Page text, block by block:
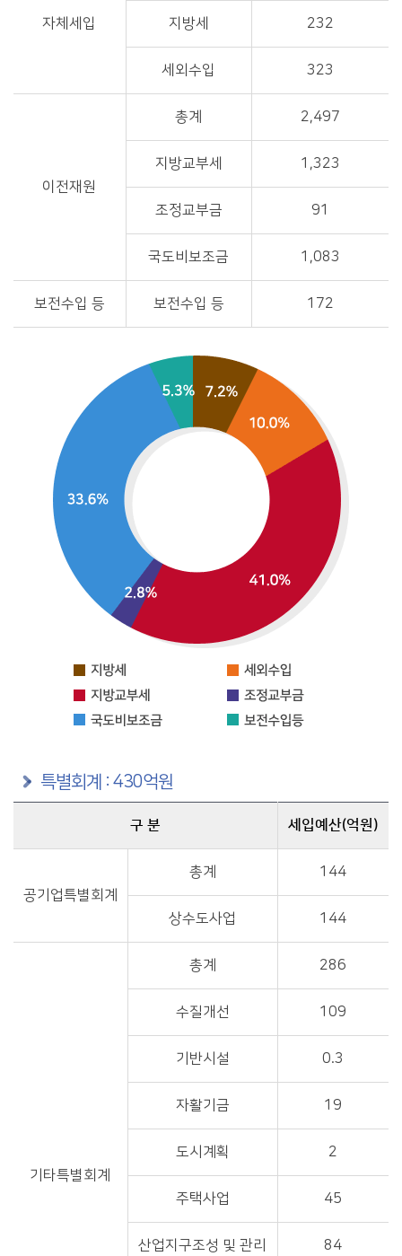
자체세입 지방세 232
세외수입 323
이전재원
총계 2,497
지방교부세 1,323
조정교부금 91
국도비보조금 1,083
보전수입 등 보전수입 등 172
특별회계 : 430억원
구 분 세입예산(억원)
공기업특별회계
총계 144
상수도사업 144
기타특별회계
총계 286
수질개선 109
기반시설 0.3
자활기금 19
도시계획 2
주택사업 45
산업지구조성 및 관리 84